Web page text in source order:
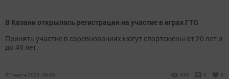
В Казани открылась регистрация на участие в играх ГТО
Принять участие в соревнованиях могут спортсмены от 20 лет и
до 49 лет.
07 марта 2025, 08:35 335 0 0